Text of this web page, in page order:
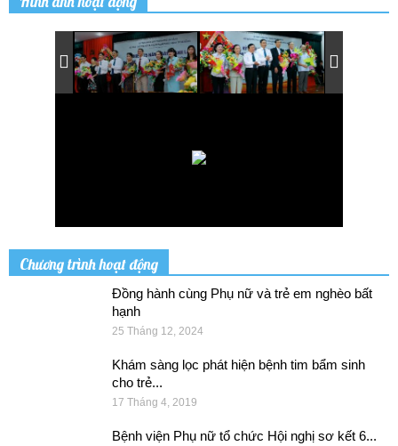
Chương trình hoạt động
Đồng hành cùng Phụ nữ và trẻ em nghèo bất
hạnh
25 Tháng 12, 2024
Khám sàng lọc phát hiện bệnh tim bẩm sinh
cho trẻ...
17 Tháng 4, 2019
Bệnh viện Phụ nữ tổ chức Hội nghị sơ kết 6...